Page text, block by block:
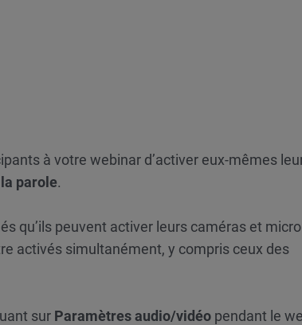
à votre webinar d’activer eux-mêmes
parole.
qu’ils peuvent activer leurs caméras et
activés simultanément, y compris ceux des
sur Paramètres audio/vidéo pendant le